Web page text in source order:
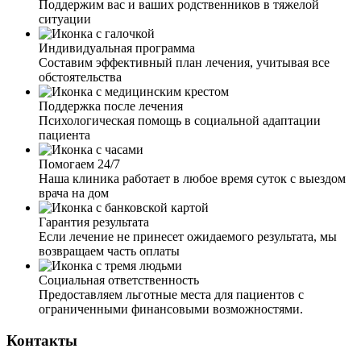
рекомендации. Хочу выразить огромную благодарность
за вашу внимательность, профессионализм, терпение и
работу, которую вы выполняете.
Мой муж ушёл в запой на несколько недель. Я
обратилась к вам, так как он не хотел выходить из запоя.
Мне дали четкие рекомендации по поведению с ним. И
через пару дней, благодаря вашим рекомендациям, я
смогла настоять и уговорить мужа о выводе из запоя.
Приехал врач, установил капельницу, провел беседу с
мужем. Теперь муж хочет закодировать, это чудо и
только.
Поддержим вас и ваших родственников в тяжелой
ситуации
Индивидуальная программа
Составим эффективный план лечения, учитывая все
обстоятельства
Поддержка после лечения
Психологическая помощь в социальной адаптации
пациента
Помогаем 24/7
Наша клиника работает в любое время суток с выездом
врача на дом
Гарантия результата
Если лечение не принесет ожидаемого результата, мы
возвращаем часть оплаты
Социальная ответственность
Предоставляем льготные места для пациентов с
ограниченными финансовыми возможностями.
Контакты